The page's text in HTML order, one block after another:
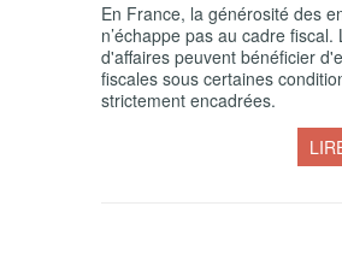
En France, la générosité des
n’échappe pas au cadre fiscal.
d'affaires peuvent bénéficier
fiscales sous certaines
strictement encadrées.